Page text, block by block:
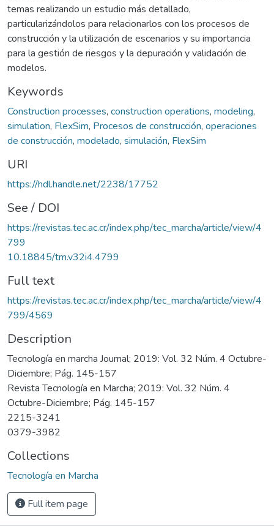
temas realizando un estudio más detallado,
particularizándolos para relacionarlos con los procesos de
construcción y la utilización de escenarios y su importancia
para la gestión de riesgos y la depuración y validación de
modelos.
Keywords
Construction processes, construction operations, modeling,
simulation, FlexSim, Procesos de construcción, operaciones
de construcción, modelado, simulación, FlexSim
URI
https://hdl.handle.net/2238/17752
See / DOI
https://revistas.tec.ac.cr/index.php/tec_marcha/article/view/4
799
10.18845/tm.v32i4.4799
Full text
https://revistas.tec.ac.cr/index.php/tec_marcha/article/view/4
799/4569
Description
Tecnología en marcha Journal; 2019: Vol. 32 Núm. 4 Octubre-
Diciembre; Pág. 145-157
Revista Tecnología en Marcha; 2019: Vol. 32 Núm. 4
Octubre-Diciembre; Pág. 145-157
2215-3241
0379-3982
Collections
Tecnología en Marcha
Full item page